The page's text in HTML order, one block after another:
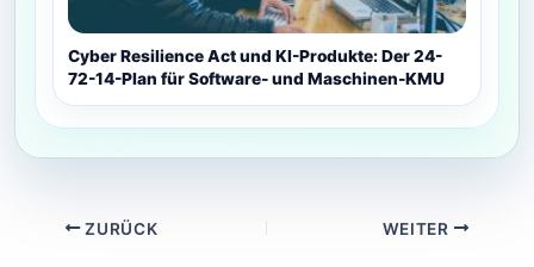
Cyber Resilience Act und KI-Produkte: Der 24-
72-14-Plan für Software- und Maschinen-KMU
ZURÜCK WEITER